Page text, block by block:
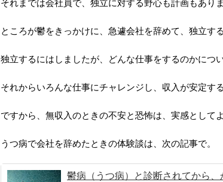
それまでは会社員で、独立に対する野心も計画もあり
ところが鬱をきっかけに、急遽会社を辞めて、独立す
独立するにはしましたが、どんな仕事をするのかにつ
それからいろんな仕事にチャレンジし、収入が安定す
ですから、無収入のときの不安と恐怖は、実感として
うつ病で会社を辞めたときの体験談は、次の記事で。
鬱病（うつ病）と診断されてから